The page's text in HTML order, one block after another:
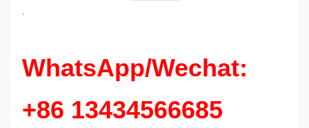
`
WhatsApp/Wechat:
+86 13434566685